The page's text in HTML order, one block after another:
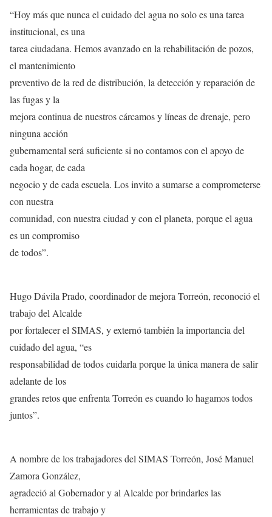
“Hoy más que nunca el cuidado del agua no solo es una tarea
institucional, es una
tarea ciudadana. Hemos avanzado en la rehabilitación de pozos,
el mantenimiento
preventivo de la red de distribución, la detección y reparación de
las fugas y la
mejora continua de nuestros cárcamos y líneas de drenaje, pero
ninguna acción
gubernamental será suficiente si no contamos con el apoyo de
cada hogar, de cada
negocio y de cada escuela. Los invito a sumarse a comprometerse
con nuestra
comunidad, con nuestra ciudad y con el planeta, porque el agua
es un compromiso
de todos”.
Hugo Dávila Prado, coordinador de mejora Torreón, reconoció el
trabajo del Alcalde
por fortalecer el SIMAS, y externó también la importancia del
cuidado del agua, “es
responsabilidad de todos cuidarla porque la única manera de salir
adelante de los
grandes retos que enfrenta Torreón es cuando lo hagamos todos
juntos”.
A nombre de los trabajadores del SIMAS Torreón, José Manuel
Zamora González,
agradeció al Gobernador y al Alcalde por brindarles las
herramientas de trabajo y